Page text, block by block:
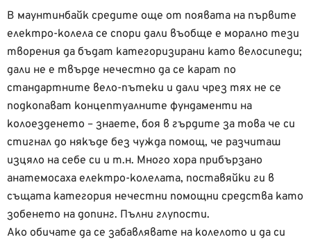
В маунтинбайк средите още от появата на първите
електро-колела се спори дали въобще е морално тези
творения да бъдат категоризирани като велосипеди;
дали не е твърде нечестно да се карат по
стандартните вело-пътеки и дали чрез тях не се
подкопават концептуалните фундаменти на
колоезденето – знаете, боя в гърдите за това че си
стигнал до някъде без чужда помощ, че разчиташ
изцяло на себе си и т.н. Много хора прибързано
анатемосаха електро-колелата, поставяйки ги в
същата категория нечестни помощни средства като
зобенето на допинг. Пълни глупости.
Ако обичате да се забавлявате на колелото и да си